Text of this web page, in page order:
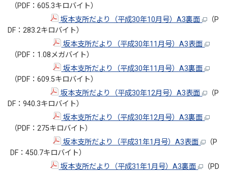
（PDF：605.3キロバイト）
坂本支所だより（平成30年10月号）A3裏面
（P
DF：283.2キロバイト）
坂本支所だより（平成30年11月号）A3表面
（PDF：1.08メガバイト）
坂本支所だより（平成30年11月号）A3裏面
（PDF：609.5キロバイト）
坂本支所だより（平成30年12月号）A3表面
（P
DF：940.3キロバイト）
坂本支所だより（平成30年12月号）A3裏面
（PDF：275キロバイト）
坂本支所だより（平成31年1月号）A3表面
（P
DF：450.7キロバイト）
坂本支所だより（平成31年1月号）A3裏面
（PD